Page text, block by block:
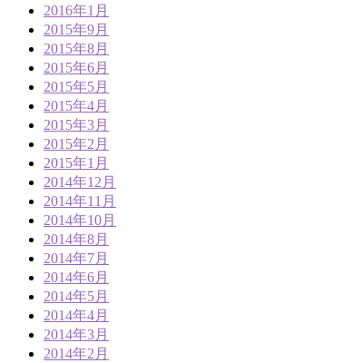
2016年1月
2015年9月
2015年8月
2015年6月
2015年5月
2015年4月
2015年3月
2015年2月
2015年1月
2014年12月
2014年11月
2014年10月
2014年8月
2014年7月
2014年6月
2014年5月
2014年4月
2014年3月
2014年2月